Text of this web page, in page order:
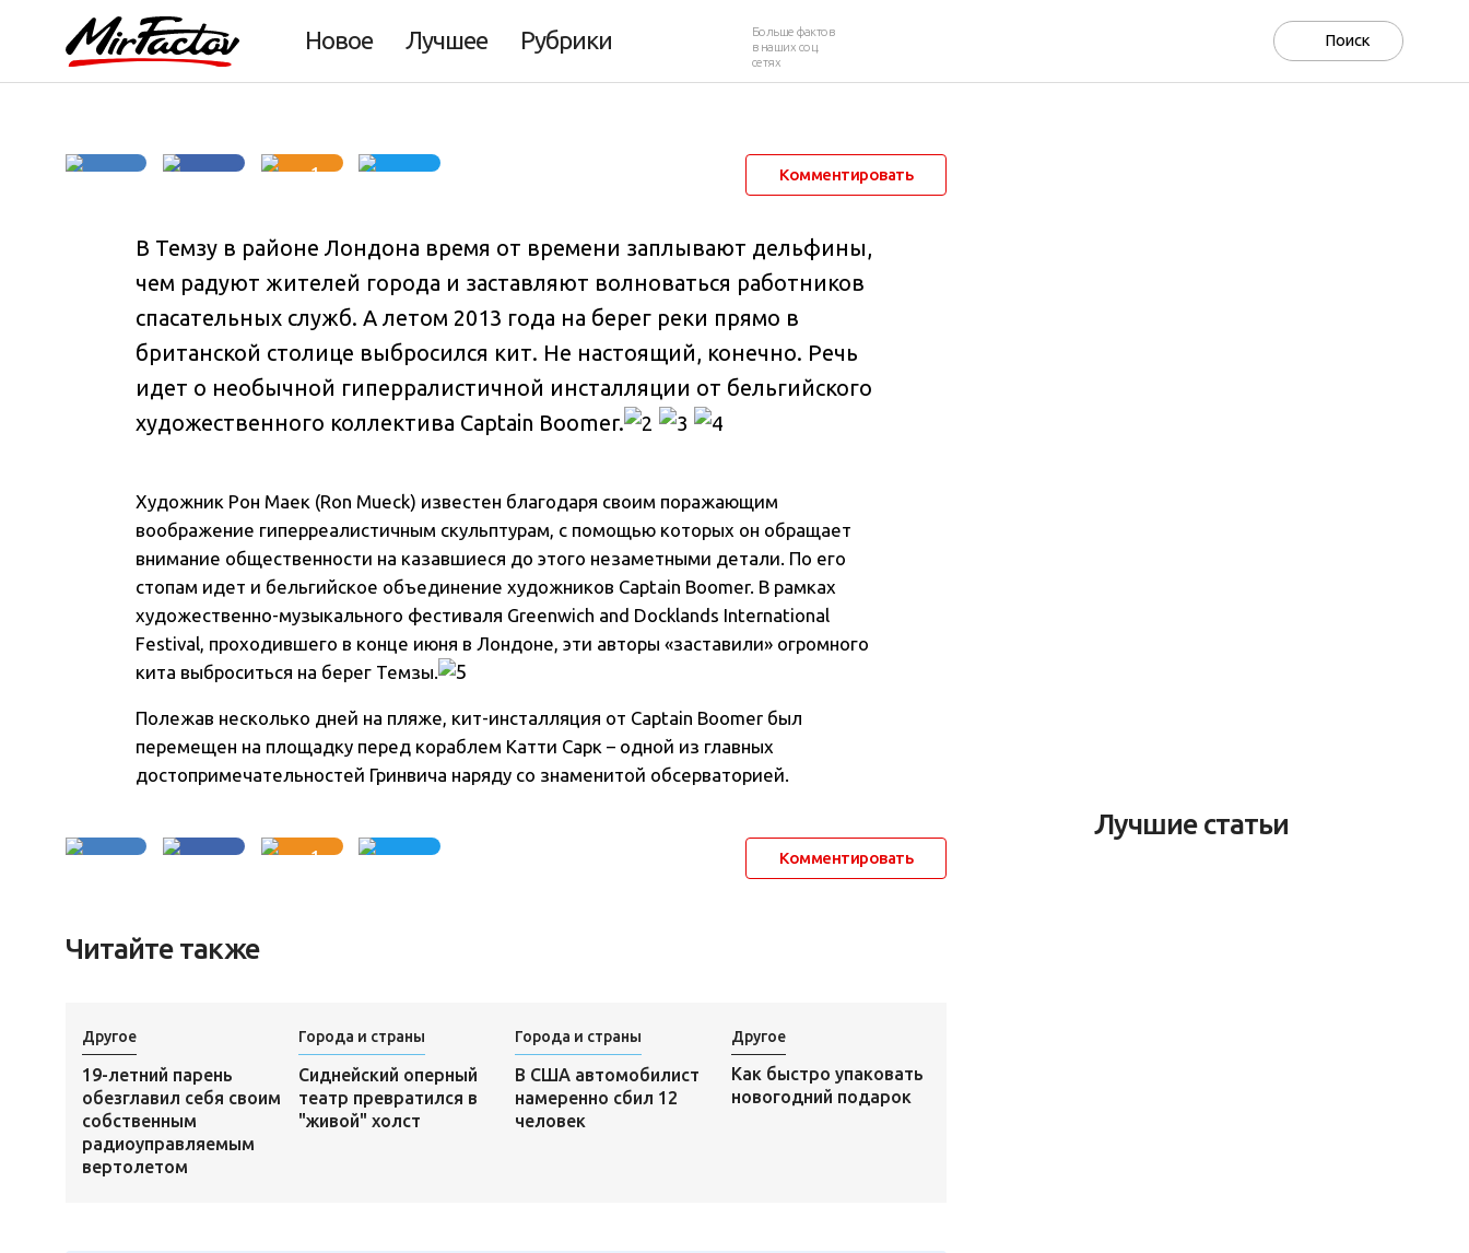
Новое Лучшее Рубрики
Больше фактов
в наших соц.
сетях
1 Комментировать
В Темзу в районе Лондона время от времени заплывают дельфины,
чем радуют жителей города и заставляют волноваться работников
спасательных служб. А летом 2013 года на берег реки прямо в
британской столице выбросился кит. Не настоящий, конечно. Речь
идет о необычной гиперралистичной инсталляции от бельгийского
художественного коллектива Captain Boomer.
Художник Рон Маек (Ron Mueck) известен благодаря своим поражающим
воображение гиперреалистичным скульптурам, с помощью которых он обращает
внимание общественности на казавшиеся до этого незаметными детали. По его
стопам идет и бельгийское объединение художников Captain Boomer. В рамках
художественно-музыкального фестиваля Greenwich and Docklands International
Festival, проходившего в конце июня в Лондоне, эти авторы «заставили» огромного
кита выброситься на берег Темзы.
Полежав несколько дней на пляже, кит-инсталляция от Captain Boomer был
перемещен на площадку перед кораблем Катти Сарк – одной из главных
достопримечательностей Гринвича наряду со знаменитой обсерваторией.
1 Комментировать
Читайте также
Другое
19-летний парень
обезглавил себя своим
собственным
радиоуправляемым
вертолетом
Города и страны
Сиднейский оперный
театр превратился в
"живой" холст
Города и страны
В США автомобилист
намеренно сбил 12
человек
Другое
Как быстро упаковать
новогодний подарок
Лучшие статьи